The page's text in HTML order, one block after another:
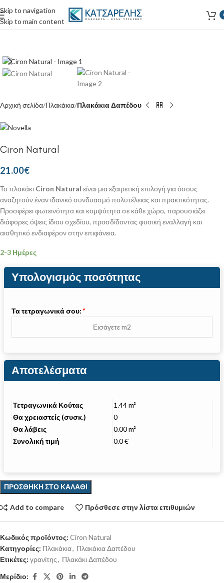
Skip to navigation
Skip to main content
Αρχική σελίδα Πλακάκια Πλακάκια Δαπέδου
Ciron Natural
21.00€
Το πλακάκι Ciron Natural είναι μια εξαιρετική επιλογή για όσους
αναζητούν έναν ιδανικό συνδυασμό πολυτέλειας και πρακτικότητας.
Προσφέρει φωτεινότητα και κομψότητα σε κάθε χώρο, παρουσιάζει
διάφορες όψεις ίδιου σχεδίου, προσδίδοντας φυσική εναλλαγή και
αισθητικό ενδιαφέρον στην επιφάνεια.
2-3 Ημέρες
Υπολογισμός ποσότητας
Τα τετραγωνικά σου:*
Αποτελέσματα
Τετραγωνικά Κούτας
1.44 m²
Θα χρειαστείς (συσκ.)
0
Θα λάβεις
0.00 m²
Συνολική τιμή
0.0 €
ΠΡΟΣΘΉΚΗ ΣΤΟ ΚΑΛΆΘΙ
Add to compare Πρόσθεσε στην λίστα επιθυμιών
Κωδικός προϊόντος: Ciron Natural
Κατηγορίες: Πλακάκια, Πλακάκια Δαπέδου
Ετικέτες: γρανίτης, Πλακάκι Δαπέδου
Μερίδιο: